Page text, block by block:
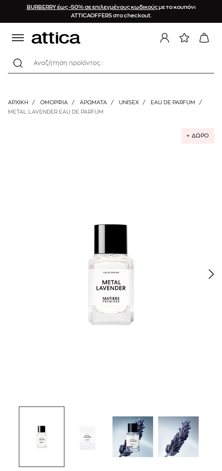
BURBERRY έως -50% σε επιλεγμένους κωδικούςμε το κουπόνι
ATTICAOFFERS στο checkout.
Αναζήτηση προϊόντος :
ΑΡΧΙΚΉ / ΟΜΟΡΦΙΑ / ΑΡΩΜΑΤΑ / UNISEX / EAU DE PARFUM
/
METAL LAVENDER EAU DE PARFUM
+ ΔΩΡΟ